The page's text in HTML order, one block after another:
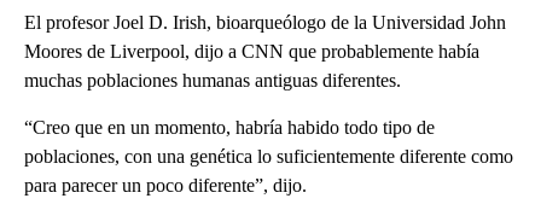
El profesor Joel D. Irish, bioarqueólogo de la Universidad John
Moores de Liverpool, dijo a CNN que probablemente había
muchas poblaciones humanas antiguas diferentes.
“Creo que en un momento, habría habido todo tipo de
poblaciones, con una genética lo suficientemente diferente como
para parecer un poco diferente”, dijo.